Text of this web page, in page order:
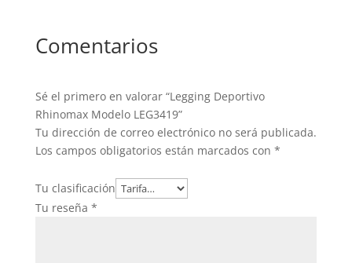
Comentarios
Sé el primero en valorar “Legging Deportivo
Rhinomax Modelo LEG3419”
Tu dirección de correo electrónico no será publicada.
Los campos obligatorios están marcados con *
Tu clasificación
Tu reseña *